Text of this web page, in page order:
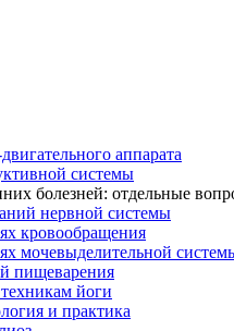
аппарата
системы
болезней: отдельные
нервной системы
кровообращения
мочевыделительной
пищеварения
йоги
и практика